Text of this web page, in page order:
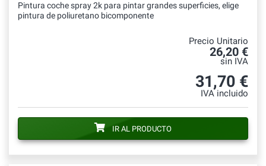
Pintura coche spray 2k para pintar grandes superficies, elige
pintura de poliuretano bicomponente
Precio Unitario
26,20 €
sin IVA
31,70 €
IVA incluido
IR AL PRODUCTO